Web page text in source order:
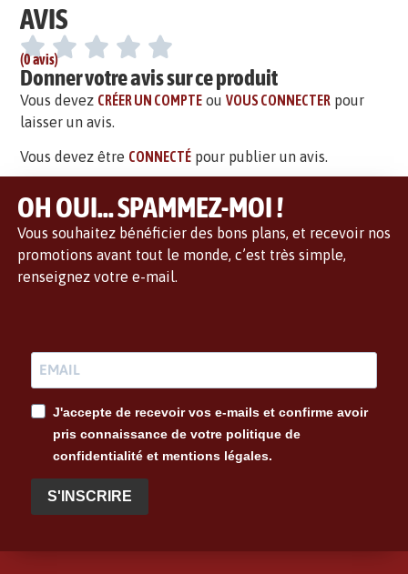
AVIS
(0 avis)
Donner votre avis sur ce produit
Vous devez CRÉER UN COMPTE ouVOUS CONNECTER pour
laisser un avis.
Vous devez être CONNECTÉ pour publier un avis.
OH OUI... SPAMMEZ-MOI !
Vous souhaitez bénéficier des bons plans, et recevoir nos
promotions avant tout le monde, c’est très simple,
renseignez votre e-mail.
J'accepte de recevoir vos e-mails et confirme avoir
pris connaissance de votre politique de
confidentialité et mentions légales.
S'INSCRIRE